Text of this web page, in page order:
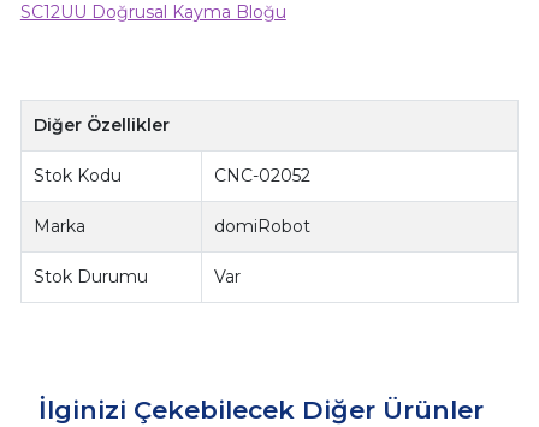
SC12UU Doğrusal Kayma Bloğu
Diğer Özellikler
Stok Kodu CNC-02052
Marka domiRobot
Stok Durumu Var
İlginizi Çekebilecek Diğer Ürünler